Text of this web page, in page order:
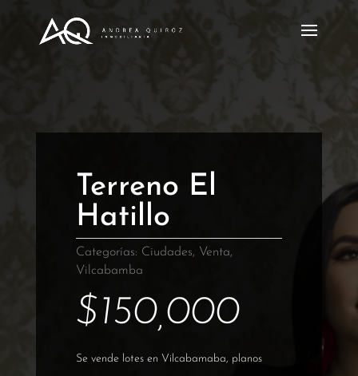
Terreno El
Hatillo
Categorías: Ciudades, Venta,
Vilcabamba
$150,000
Se vende lotes en Vilcabamaba, planos